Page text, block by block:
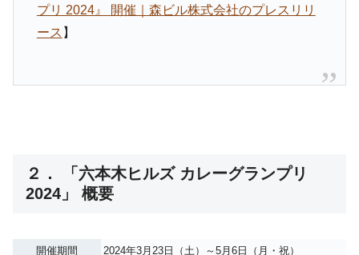
プリ 2024』 開催｜森ビル株式会社のプレスリリ
ース 】
２． 「六本木ヒルズ カレーグランプリ
2024」 概要
開催期間 2024年3月23日（土）～5月6日（月・祝）